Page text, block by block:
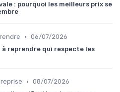
: pourquoi les meilleurs prix se
• 06/07/2026
à reprendre qui respecte les
• 08/07/2026